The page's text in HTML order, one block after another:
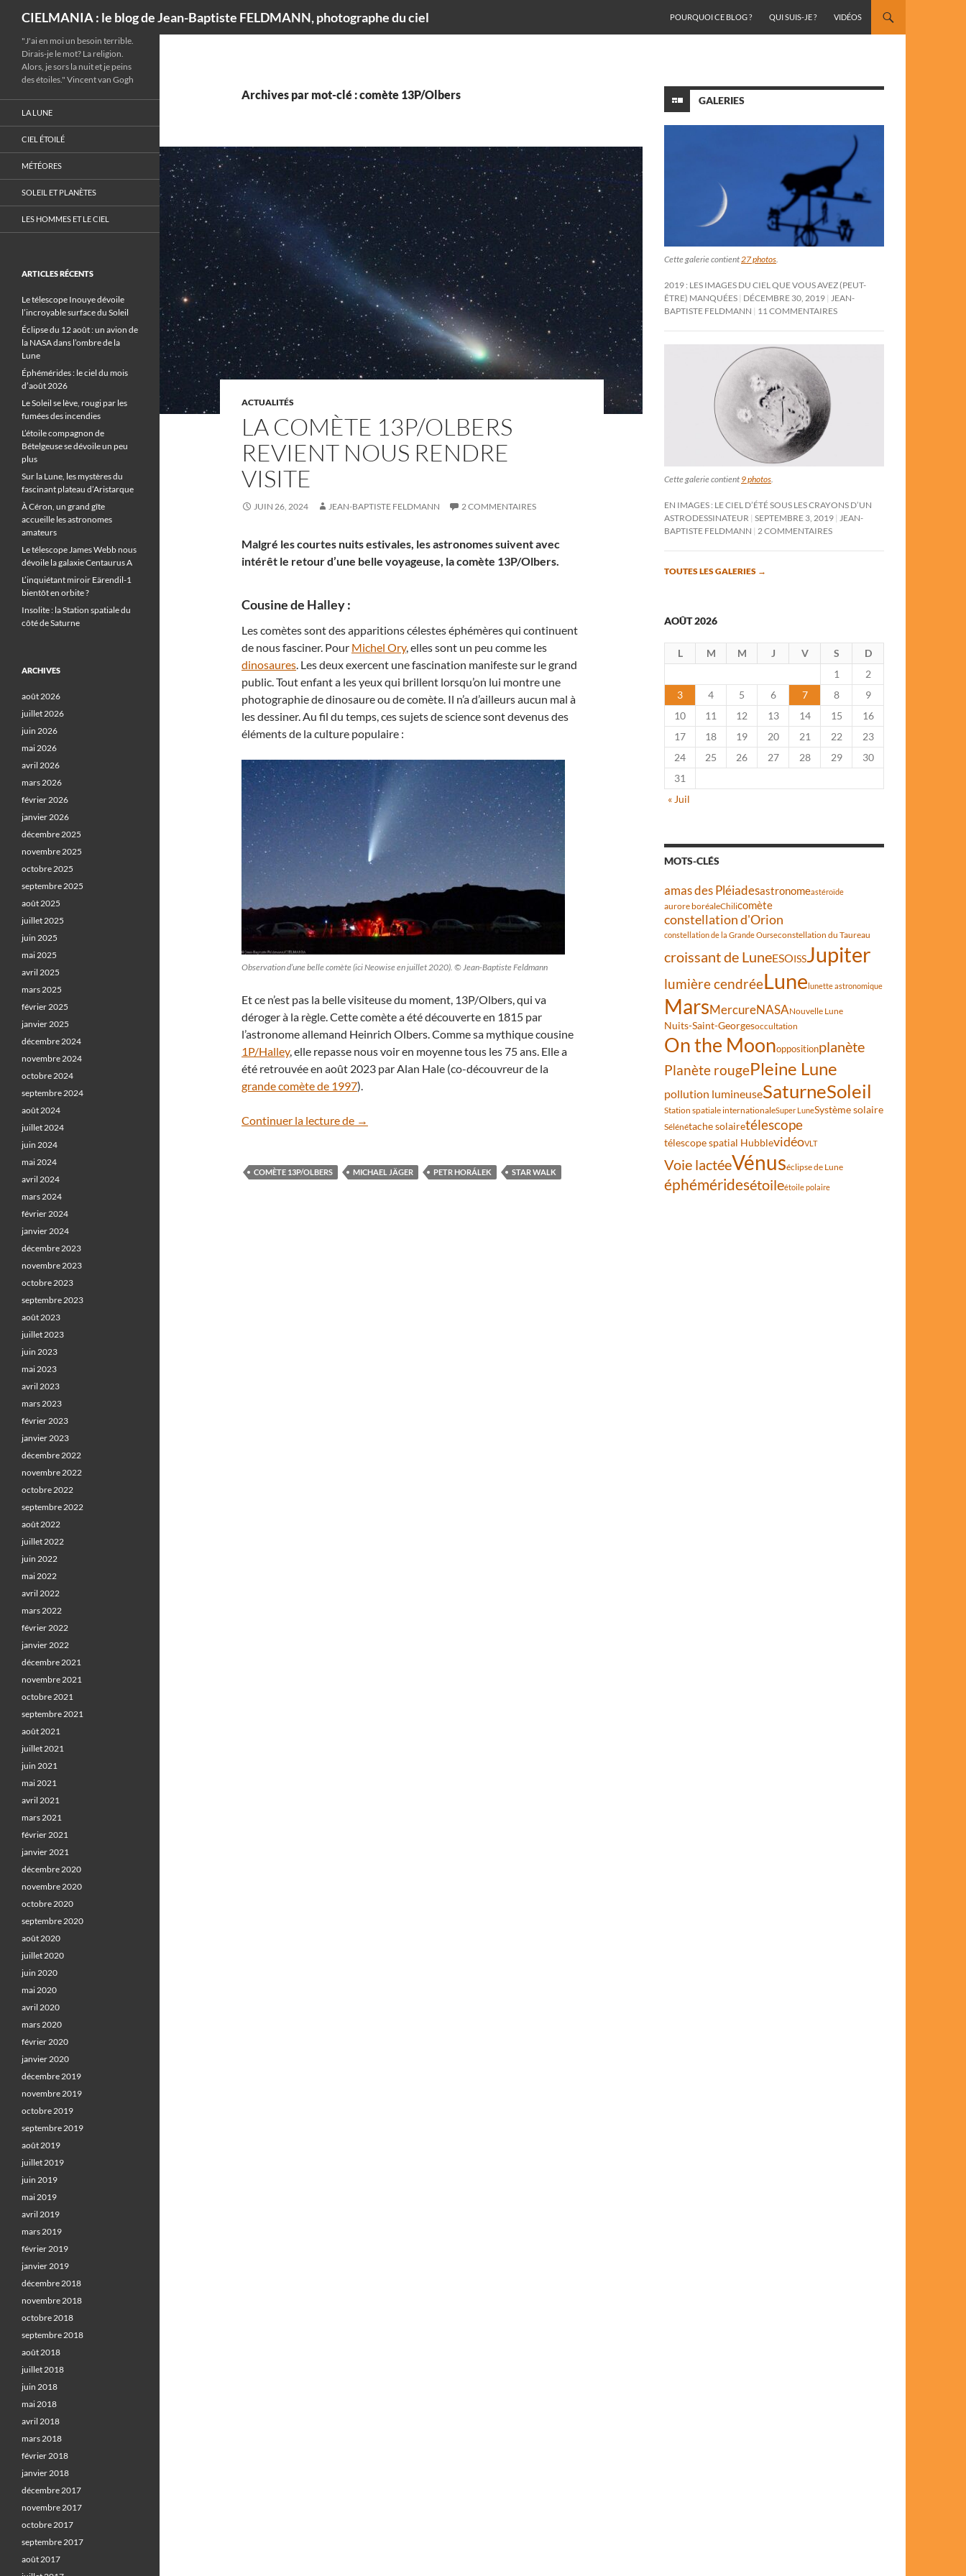
CIELMANIA : le blog de Jean-Baptiste FELDMANN, photographe du ciel
POURQUOI CE BLOG ?
QUI SUIS-JE ? VIDÉOS
Archives par mot-clé : comète 13P/Olbers
ACTUALITÉS
LA COMÈTE 13P/OLBERS
REVIENT NOUS RENDRE
VISITE
JUIN 26, 2024 JEAN-BAPTISTE FELDMANN 2 COMMENTAIRES
Malgré les courtes nuits estivales, les astronomes suivent avec
intérêt le retour d’une belle voyageuse, la comète 13P/Olbers.
Cousine de Halley :
Les comètes sont des apparitions célestes éphémères qui continuent
de nous fasciner. Pour Michel Ory, elles sont un peu comme les
dinosaures. Les deux exercent une fascination manifeste sur le grand
public. Tout enfant a les yeux qui brillent lorsqu’on lui montre une
photographie de dinosaure ou de comète. Il n’a d’ailleurs aucun mal à
les dessiner. Au fil du temps, ces sujets de science sont devenus des
éléments de la culture populaire :
Observation d’une belle comète (ici Neowise en juillet 2020). © Jean-Baptiste Feldmann
Et ce n’est pas la belle visiteuse du moment, 13P/Olbers, qui va
déroger à la règle. Cette comète a été découverte en 1815 par
l’astronome allemand Heinrich Olbers. Comme sa mythique cousine
1P/Halley, elle repasse nous voir en moyenne tous les 75 ans. Elle a
été retrouvée en août 2023 par Alan Hale (co-découvreur de la
grande comète de 1997).
Continuer la lecture de La comète 13P/Olbers revient nous rendre visite
→
COMÈTE 13P/OLBERS MICHAEL JÄGER PETR HORÁLEK STAR WALK
GALERIES
Cette galerie contient27 photos.
2019 : LES IMAGES DU CIEL QUE VOUS AVEZ (PEUT-
ÊTRE) MANQUÉES DÉCEMBRE 30, 2019 JEAN-
BAPTISTE FELDMANN
11 COMMENTAIRES
Cette galerie contient 9 photos
EN IMAGES : LE CIEL D’ÉTÉ SOUS LES CRAYONS D’UN
ASTRODESSINATEUR SEPTEMBRE 3, 2019
JEAN-
BAPTISTE FELDMANN
2 COMMENTAIRES
TOUTES LES GALERIES →
AOÛT 2026
L M M J V S
D
1
2
3
4 5 6 7 8
9
10
11 12 13 14 15
16
17
18 19 20 21 22
23
24
25 26 27 28 29
30
31
« Juil
MOTS-CLÉS
amas des Pléiadesastronomeastéroïde
aurore boréaleChilicomète
constellation d'Orion
constellation de la Grande Ourseconstellation du Taureau
croissant de LuneESOISSJupiter
lumière cendréeLunelunette astronomique
MarsMercureNASANouvelle Lune
Nuits-Saint-Georgesoccultation
On the Moonoppositionplanète
Planète rougePleine Lune
pollution lumineuseSaturneSoleil
Station spatiale internationaleSuper LuneSystème solaire
Sélénétache solairetélescope
télescope spatial HubblevidéoVLT
Voie lactéeVénuséclipse de Lune
éphéméridesétoileétoile polaire
"J'ai en moi un besoin terrible.
Dirais-je le mot? La religion.
Alors, je sors la nuit et je peins
des étoiles." Vincent van Gogh
LA LUNE
CIEL ÉTOILÉ
MÉTÉORES
SOLEIL ET PLANÈTES
LES HOMMES ET LE CIEL
ARTICLES RÉCENTS
Le télescope Inouye dévoile
l’incroyable surface du Soleil
Éclipse du 12 août : un avion de
la NASA dans l’ombre de la
Lune
Éphémérides : le ciel du mois
d’août 2026
Le Soleil se lève, rougi par les
fumées des incendies
L’étoile compagnon de
Bételgeuse se dévoile un peu
plus
Sur la Lune, les mystères du
fascinant plateau d’Aristarque
À Céron, un grand gîte
accueille les astronomes
amateurs
Le télescope James Webb nous
dévoile la galaxie Centaurus A
L’inquiétant miroir Eärendil-1
bientôt en orbite ?
Insolite : la Station spatiale du
côté de Saturne
ARCHIVES
août 2026
juillet 2026
juin 2026
mai 2026
avril 2026
mars 2026
février 2026
janvier 2026
décembre 2025
novembre 2025
octobre 2025
septembre 2025
août 2025
juillet 2025
juin 2025
mai 2025
avril 2025
mars 2025
février 2025
janvier 2025
décembre 2024
novembre 2024
octobre 2024
septembre 2024
août 2024
juillet 2024
juin 2024
mai 2024
avril 2024
mars 2024
février 2024
janvier 2024
décembre 2023
novembre 2023
octobre 2023
septembre 2023
août 2023
juillet 2023
juin 2023
mai 2023
avril 2023
mars 2023
février 2023
janvier 2023
décembre 2022
novembre 2022
octobre 2022
septembre 2022
août 2022
juillet 2022
juin 2022
mai 2022
avril 2022
mars 2022
février 2022
janvier 2022
décembre 2021
novembre 2021
octobre 2021
septembre 2021
août 2021
juillet 2021
juin 2021
mai 2021
avril 2021
mars 2021
février 2021
janvier 2021
décembre 2020
novembre 2020
octobre 2020
septembre 2020
août 2020
juillet 2020
juin 2020
mai 2020
avril 2020
mars 2020
février 2020
janvier 2020
décembre 2019
novembre 2019
octobre 2019
septembre 2019
août 2019
juillet 2019
juin 2019
mai 2019
avril 2019
mars 2019
février 2019
janvier 2019
décembre 2018
novembre 2018
octobre 2018
septembre 2018
août 2018
juillet 2018
juin 2018
mai 2018
avril 2018
mars 2018
février 2018
janvier 2018
décembre 2017
novembre 2017
octobre 2017
septembre 2017
août 2017